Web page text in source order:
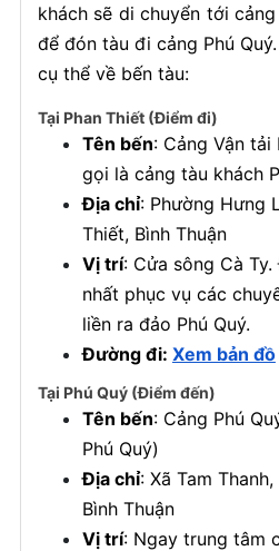
khách sẽ di chuyển tới
để đón tàu đi cảng Phú
cụ thể về bến tàu:
Tại Phan Thiết (Điểm đi)
Tên bến: Cảng Vận tải
gọi là cảng tàu khách
Địa chỉ: Phường Hưng
Thiết, Bình Thuận
Vị trí: Cửa sông Cà
nhất phục vụ các
liền ra đảo Phú Quý.
Đường đi: Xem bản đồ
Tại Phú Quý (Điểm đến)
Tên bến: Cảng Phú
Phú Quý)
Địa chỉ: Xã Tam
Bình Thuận
Vị trí: Ngay trung tâm